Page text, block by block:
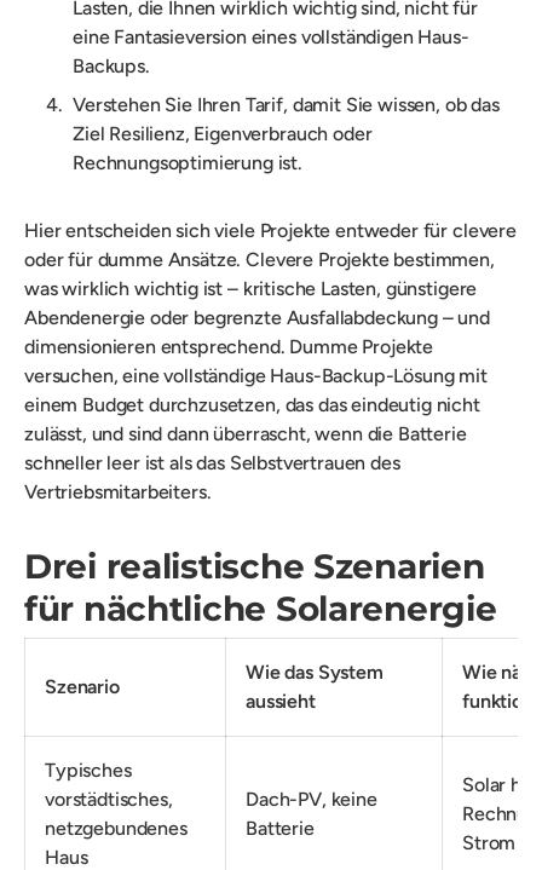
Lasten, die Ihnen wirklich wichtig sind, nicht für
eine Fantasieversion eines vollständigen Haus-
Backups.
Verstehen Sie Ihren Tarif, damit Sie wissen, ob das
Ziel Resilienz, Eigenverbrauch oder
Rechnungsoptimierung ist.
Hier entscheiden sich viele Projekte entweder für clevere
oder für dumme Ansätze. Clevere Projekte bestimmen,
was wirklich wichtig ist – kritische Lasten, günstigere
Abendenergie oder begrenzte Ausfallabdeckung – und
dimensionieren entsprechend. Dumme Projekte
versuchen, eine vollständige Haus-Backup-Lösung mit
einem Budget durchzusetzen, das das eindeutig nicht
zulässt, und sind dann überrascht, wenn die Batterie
schneller leer ist als das Selbstvertrauen des
Vertriebsmitarbeiters.
Drei realistische Szenarien
für nächtliche Solarenergie
Szenario
Wie das System
aussieht
Wie
Typisches
vorstädtisches,
netzgebundenes
Haus
Dach-PV, keine
Batterie
Solar
Strom